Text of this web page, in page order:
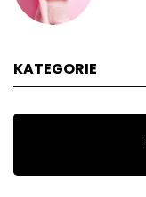
KATEGORIE